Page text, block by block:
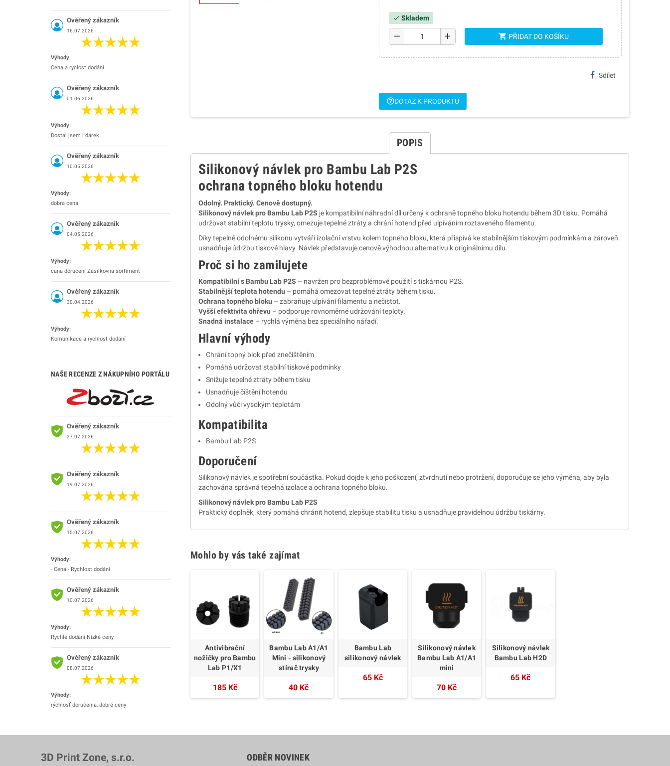
Ověřený zákazník
16.07.2026
Výhody:
Cena a ryclost dodání.
Ověřený zákazník
01.06.2026
Výhody:
Dostal jsem i dárek
Ověřený zákazník
10.05.2026
Výhody:
dobra cena
Ověřený zákazník
04.05.2026
Výhody:
cana doručení Zásilkovna sortiment
Ověřený zákazník
30.04.2026
Výhody:
Komunikace a rychlost dodání
NAŠE RECENZE Z NÁKUPNÍHO PORTÁLU
Ověřený zákazník
27.07.2026
Ověřený zákazník
19.07.2026
Ověřený zákazník
15.07.2026
Výhody:
- Cena - Rychlost dodání
Ověřený zákazník
10.07.2026
Výhody:
Rychlé dodání Nízké ceny
Ověřený zákazník
08.07.2026
Výhody:
rýchlosť doručenia, dobré ceny
check Skladem
remove add shopping_cart PŘIDAT DO KOŠÍKU
Sdílet
help_outlineDOTAZ K PRODUKTU
POPIS
Silikonový návlek pro Bambu Lab P2S
ochrana topného bloku hotendu
Odolný. Praktický. Cenově dostupný.
Silikonový návlek pro Bambu Lab P2S je kompatibilní náhradní díl určený k ochraně topného bloku hotendu během 3D tisku. Pomáhá
udržovat stabilní teplotu trysky, omezuje tepelné ztráty a chrání hotend před ulpíváním roztaveného filamentu.
Díky tepelně odolnému silikonu vytváří izolační vrstvu kolem topného bloku, která přispívá ke stabilnějším tiskovým podmínkám a zároveň
usnadňuje údržbu tiskové hlavy. Návlek představuje cenově výhodnou alternativu k originálnímu dílu.
Proč si ho zamilujete
Kompatibilní s Bambu Lab P2S – navržen pro bezproblémové použití s tiskárnou P2S.
Stabilnější teplota hotendu – pomáhá omezovat tepelné ztráty během tisku.
Ochrana topného bloku – zabraňuje ulpívání filamentu a nečistot.
Vyšší efektivita ohřevu – podporuje rovnoměrné udržování teploty.
Snadná instalace – rychlá výměna bez speciálního nářadí.
Hlavní výhody
Chrání topný blok před znečištěním
Pomáhá udržovat stabilní tiskové podmínky
Snižuje tepelné ztráty během tisku
Usnadňuje čištění hotendu
Odolný vůči vysokým teplotám
Kompatibilita
Bambu Lab P2S
Doporučení
Silikonový návlek je spotřební součástka. Pokud dojde k jeho poškození, ztvrdnutí nebo protržení, doporučuje se jeho výměna, aby byla
zachována správná tepelná izolace a ochrana topného bloku.
Silikonový návlek pro Bambu Lab P2S
Praktický doplněk, který pomáhá chránit hotend, zlepšuje stabilitu tisku a usnadňuje pravidelnou údržbu tiskárny.
Mohlo by vás také zajímat
Antivibrační
nožičky pro Bambu
Lab P1/X1
185 Kč
Bambu Lab A1/A1
Mini - silikonový
stírač trysky
40 Kč
Bambu Lab
silikonový návlek
65 Kč
Silikonový návlek
Bambu Lab A1/A1
mini
70 Kč
Silikonový návlek
Bambu Lab H2D
65 Kč
3D Print Zone, s.r.o. ODBĚR NOVINEK